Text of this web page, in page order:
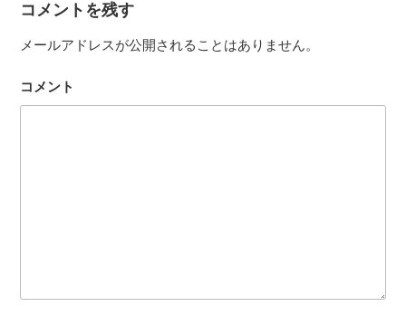
コメントを残す
メールアドレスが公開されることはありません。
コメント